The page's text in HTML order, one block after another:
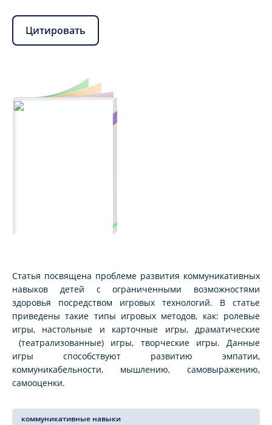
Цитировать
Статья посвящена проблеме развития коммуникативных
навыков детей с ограниченными возможностями
здоровья посредством игровых технологий. В статье
приведены такие типы игровых методов, как: ролевые
игры, настольные и карточные игры, драматические
(театрализованные) игры, творческие игры. Данные
игры способствуют развитию эмпатии,
коммуникабельности, мышлению, самовыражению,
самооценки.
коммуникативные навыки